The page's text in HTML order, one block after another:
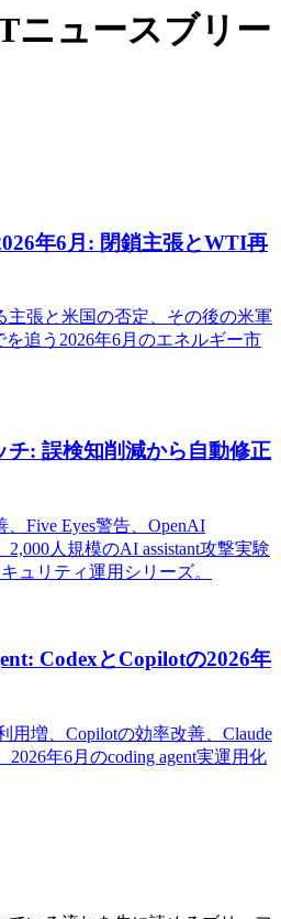
ニュースブリー
年6月: 閉鎖主張とWTI再
主張と米国の否定、その後の米軍
追う2026年6月のエネルギー市
: 誤検知削減から自動修正
、Five Eyes警告、OpenAI
2,000人規模のAI assistant攻撃実験
ュリティ運用シリーズ。
CodexとCopilotの2026年
用増、Copilotの効率改善、Claude
年6月のcoding agent実運用化